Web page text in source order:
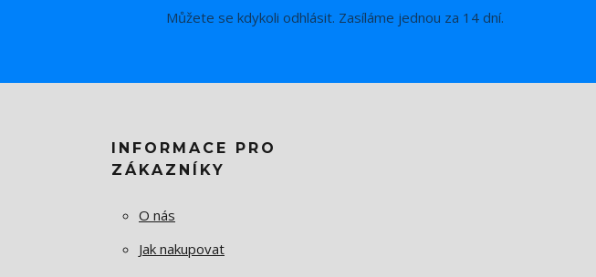
Můžete se kdykoli odhlásit. Zasíláme jednou za 14 dní.
INFORMACE PRO
ZÁKAZNÍKY
O nás
Jak nakupovat